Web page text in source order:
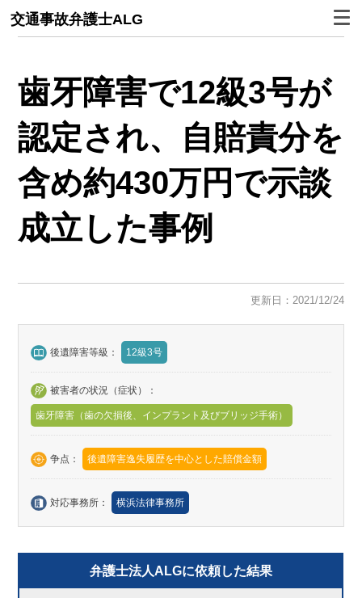
交通事故弁護士ALG
歯牙障害で12級3号が
認定され、自賠責分を
含め約430万円で示談
成立した事例
更新日：2021/12/24
後遺障害等級： 12級3号
被害者の状況（症状）：
歯牙障害（歯の欠損後、インプラント及びブリッジ手術）
争点： 後遺障害逸失履歴を中心とした賠償金額
対応事務所： 横浜法律事務所
弁護士法人ALGに依頼した結果